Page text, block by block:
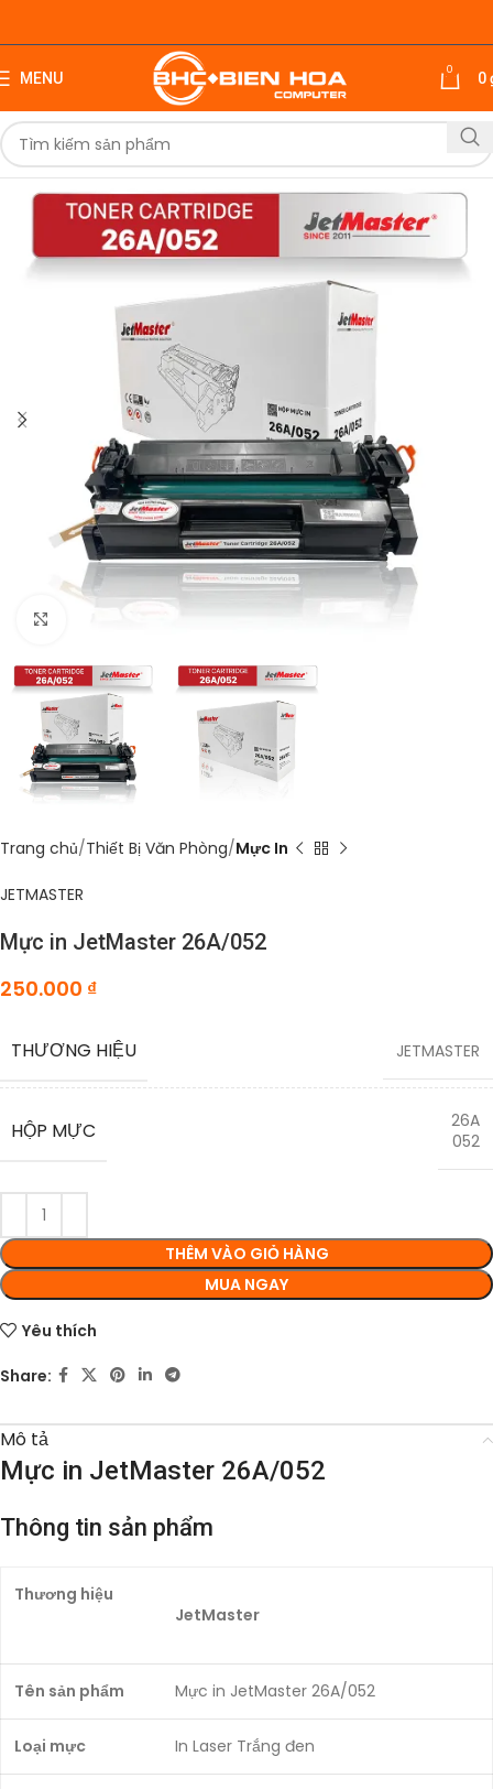
MENU 0 0
Trang chủ Thiết Bị Văn Phòng Mực In
JETMASTER
Mực in JetMaster 26A/052
250.000 ₫
THƯƠNG HIỆU JETMASTER
HỘP MỰC
26A
052
THÊM VÀO GIỎ HÀNG
MUA NGAY
Yêu thích
Share:
Mô tả
Mực in JetMaster 26A/052
Thông tin sản phẩm
Thương hiệu
JetMaster
Tên sản phẩm Mực in JetMaster 26A/052
Loại mực In Laser Trắng đen